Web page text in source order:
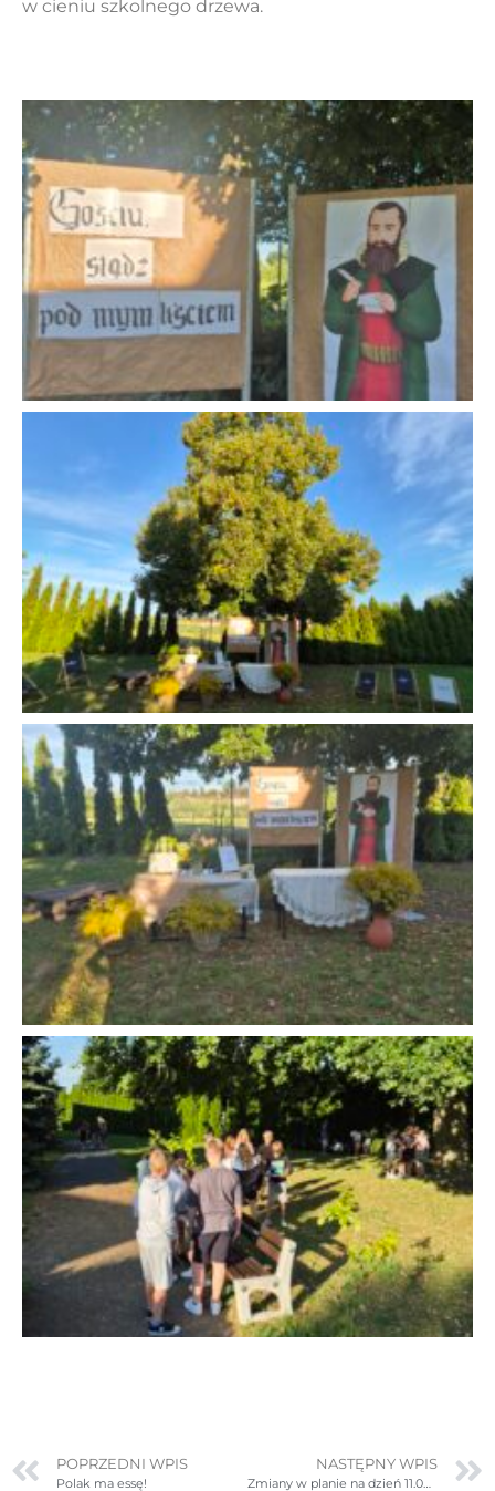
w cieniu szkolnego drzewa.
POPRZEDNI WPIS
Polak ma essę!
NASTĘPNY WPIS
Zmiany w planie na dzień 11.09.2025r. (czwartek)